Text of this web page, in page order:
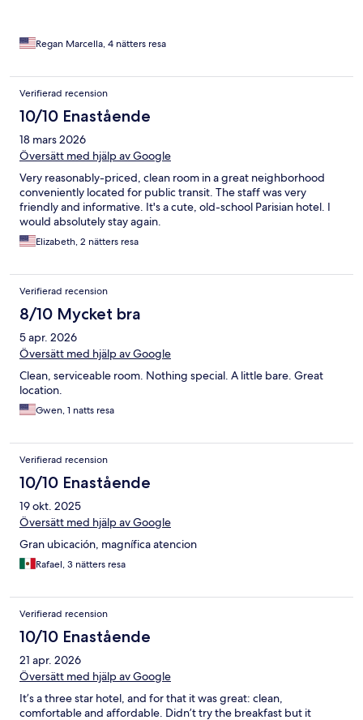
Regan Marcella, 4 nätters resa
Verifierad recension
10/10 Enastående
18 mars 2026
Översätt med hjälp av Google
Very reasonably-priced, clean room in a great neighborhood
conveniently located for public transit. The staff was very
friendly and informative. It's a cute, old-school Parisian hotel. I
would absolutely stay again.
Elizabeth, 2 nätters resa
Verifierad recension
8/10 Mycket bra
5 apr. 2026
Översätt med hjälp av Google
Clean, serviceable room. Nothing special. A little bare. Great
location.
Gwen, 1 natts resa
Verifierad recension
10/10 Enastående
19 okt. 2025
Översätt med hjälp av Google
Gran ubicación, magnífica atencion
Rafael, 3 nätters resa
Verifierad recension
10/10 Enastående
21 apr. 2026
Översätt med hjälp av Google
It’s a three star hotel, and for that it was great: clean,
comfortable and affordable. Didn’t try the breakfast but it